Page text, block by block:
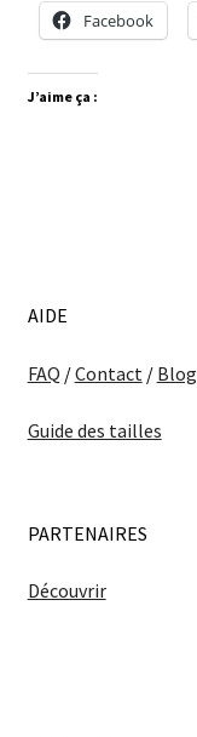
Facebook
J’aime ça :
AIDE
FAQ /Contact / Blog
Guide des tailles
PARTENAIRES
Découvrir